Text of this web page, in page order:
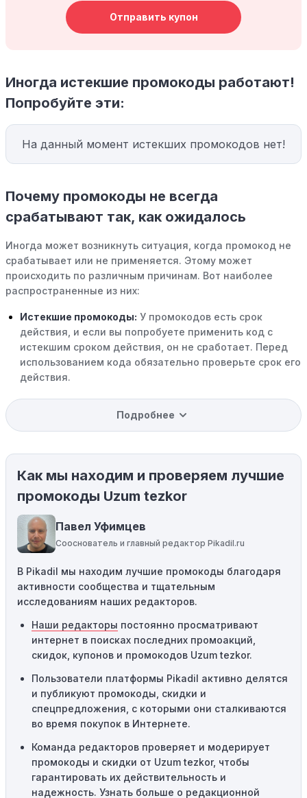
Отправить купон
Иногда истекшие промокоды работают!
Попробуйте эти:
На данный момент истекших промокодов нет!
Почему промокоды не всегда
срабатывают так, как ожидалось
Иногда может возникнуть ситуация, когда промокод не
срабатывает или не применяется. Этому может
происходить по различным причинам. Вот наиболее
распространенные из них:
Истекшие промокоды: У промокодов есть срок
действия, и если вы попробуете применить код с
истекшим сроком действия, он не сработает. Перед
использованием кода обязательно проверьте срок его
действия.
Уже со скидкой:В некоторых случаях интересующий
вас товар может быть уже со скидкой. Некоторые
магазины предлагают скидки и акции напрямую, без
Ограничения на использование промокода:
Некоторые промокоды распространяются только на
определенные товары, бренды или категории. Если вы
пытаетесь применить код к товару, не
соответствующему критериям, он не сработает.
промокоды требуют соблюдения минимального
порога покупки, чтобы получить право на скидку. Если
сумма в корзине не соответствует указанному порогу,
код не сработает.
Географические ограничения:Действие некоторых
промокодов может быть ограничено определенными
местами или регионами. Если вы находитесь за
пределами указанного региона, то код не будет
применяться.
предназначены только для однократного
использования. Если код уже был использован кем-то
другим, он не будет действовать повторно.
Подробнее
Как мы находим и проверяем лучшие
промокоды Uzum tezkor
Павел Уфимцев
Сооснователь и главный редактор Pikadil.ru
В Pikadil мы находим лучшие промокоды благодаря
активности сообщества и тщательным
исследованиям наших редакторов.
Наши редакторы постоянно просматривают
интернет в поисках последних промоакций,
скидок, купонов и промокодов Uzum tezkor.
Пользователи платформы Pikadil активно делятся
и публикуют промокоды, скидки и
спецпредложения, с которыми они сталкиваются
во время покупок в Интернете.
Команда редакторов проверяет и модерирует
промокоды и скидки от Uzum tezkor, чтобы
гарантировать их действительность и
надежность. Узнать больше о редакционной